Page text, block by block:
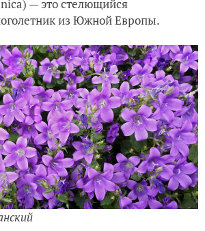
— это стелющийся
из Южной Европы.